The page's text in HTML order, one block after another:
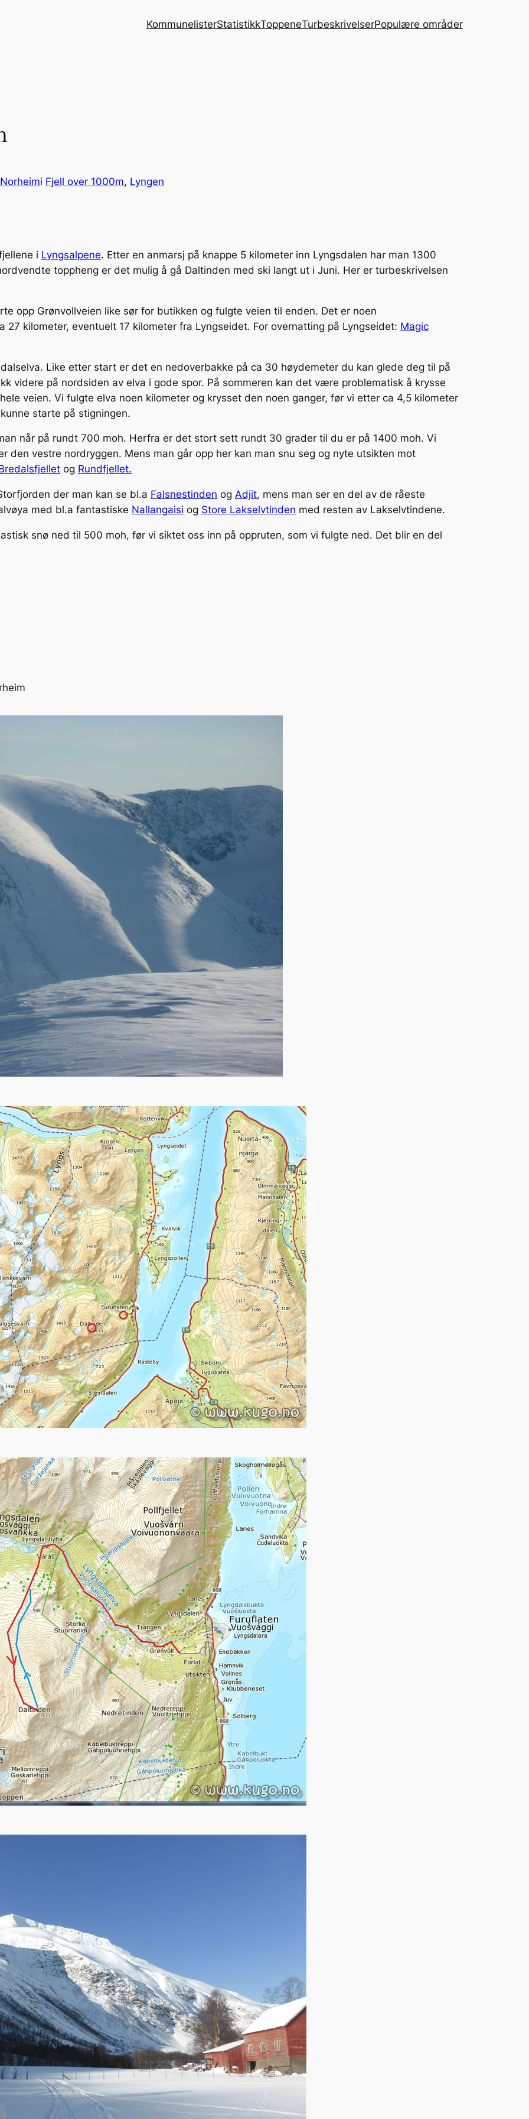
KommunelisterStatistikkToppeneTurbeskrivelserPopulære områder
i Fjell over 1000m, Lyngen
i Lyngsalpene. Etter en anmarsj på knappe 5 kilometer inn Lyngsdalen har man 1300
toppheng er det mulig å gå Daltinden med ski langt ut i Juni. Her er turbeskrivelsen
opp Grønvollveien like sør for butikken og fulgte veien til enden. Det er noen
27 kilometer, eventuelt 17 kilometer fra Lyngseidet. For overnatting på Lyngseidet: Magic
Like etter start er det en nedoverbakke på ca 30 høydemeter du kan glede deg til på
videre på nordsiden av elva i gode spor. På sommeren kan det være problematisk å krysse
veien. Vi fulgte elva noen kilometer og krysset den noen ganger, før vi etter ca 4,5 kilometer
starte på stigningen.
når på rundt 700 moh. Herfra er det stort sett rundt 30 grader til du er på 1400 moh. Vi
den vestre nordryggen. Mens man går opp her kan man snu seg og nyte utsikten mot
og Rundfjellet.
der man kan se bl.a Falsnestinden og Adjit, mens man ser en del av de råeste
med bl.a fantastiske Nallangaisi og Store Lakselvtinden med resten av Lakselvtindene.
snø ned til 500 moh, før vi siktet oss inn på oppruten, som vi fulgte ned. Det blir en del